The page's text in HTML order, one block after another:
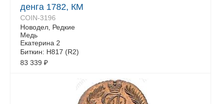
денга 1782, КМ
COIN-3196
Новодел, Редкие
Медь
Екатерина 2
Биткин: H817 (R2)
83 339 ₽